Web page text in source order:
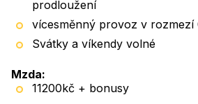
prodloužení
vícesměnný provoz v rozmezí
Svátky a víkendy volné
Mzda:
11200kč + bonusy